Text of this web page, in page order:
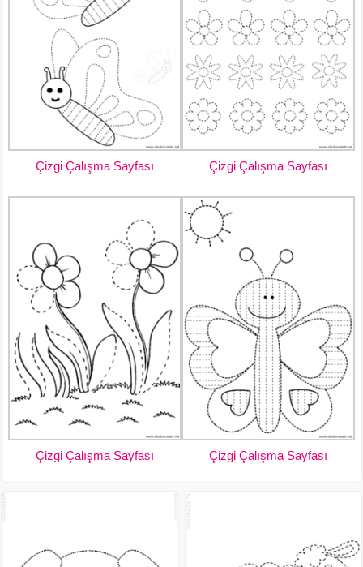
Çizgi Çalışma Sayfası Çizgi Çalışma Sayfası
Çizgi Çalışma Sayfası Çizgi Çalışma Sayfası